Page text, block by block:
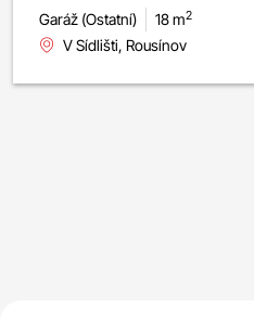
Garáž (Ostatní) 18 m2
V Sídlišti, Rousínov